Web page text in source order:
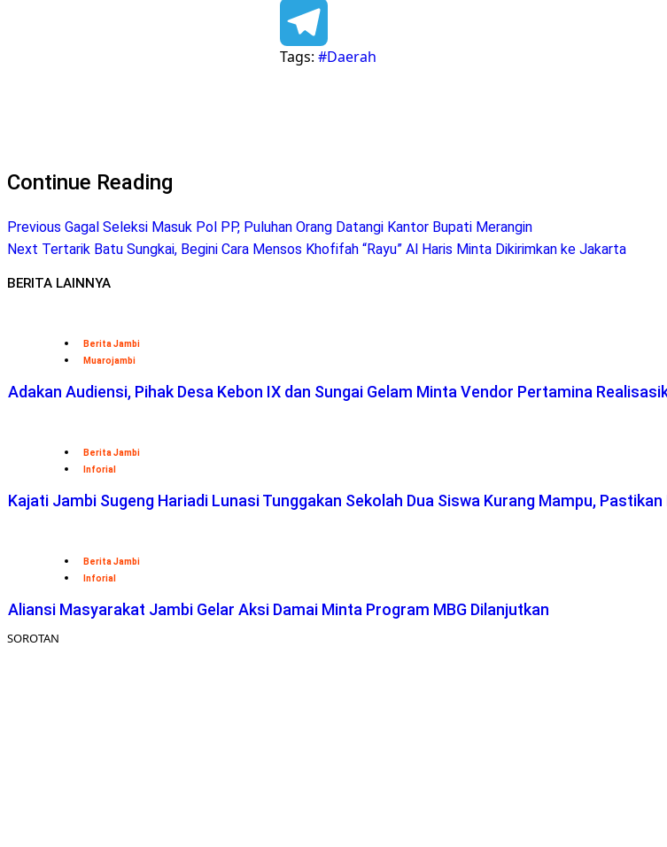
Facebook
Telegram
Tags: #Daerah
Continue Reading
Previous Gagal Seleksi Masuk Pol PP, Puluhan Orang Datangi Kantor Bupati Merangin
Next Tertarik Batu Sungkai, Begini Cara Mensos Khofifah “Rayu” Al Haris Minta Dikirimkan ke Jakarta
BERITA LAINNYA
Berita Jambi
Muarojambi
Adakan Audiensi, Pihak Desa Kebon IX dan Sungai Gelam Minta Vendor Pertamina
Berita Jambi
Inforial
Kajati Jambi Sugeng Hariadi Lunasi Tunggakan Sekolah Dua Siswa Kurang Mampu,
Berita Jambi
Inforial
Aliansi Masyarakat Jambi Gelar Aksi Damai Minta Program MBG Dilanjutkan
SOROTAN